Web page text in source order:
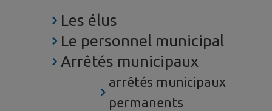
Les élus
Le personnel municipal
Arrêtés municipaux
arrêtés municipaux
permanents